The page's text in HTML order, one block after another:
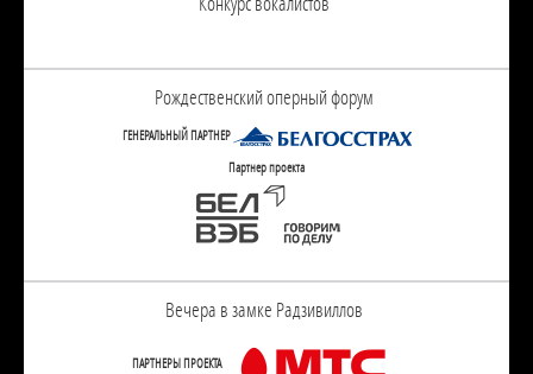
Рождественский оперный форум
ГЕНЕРАЛЬНЫЙ ПАРТНЕР
Партнер проекта
Вечера в замке Радзивиллов
ПАРТНЕРЫ ПРОЕКТА